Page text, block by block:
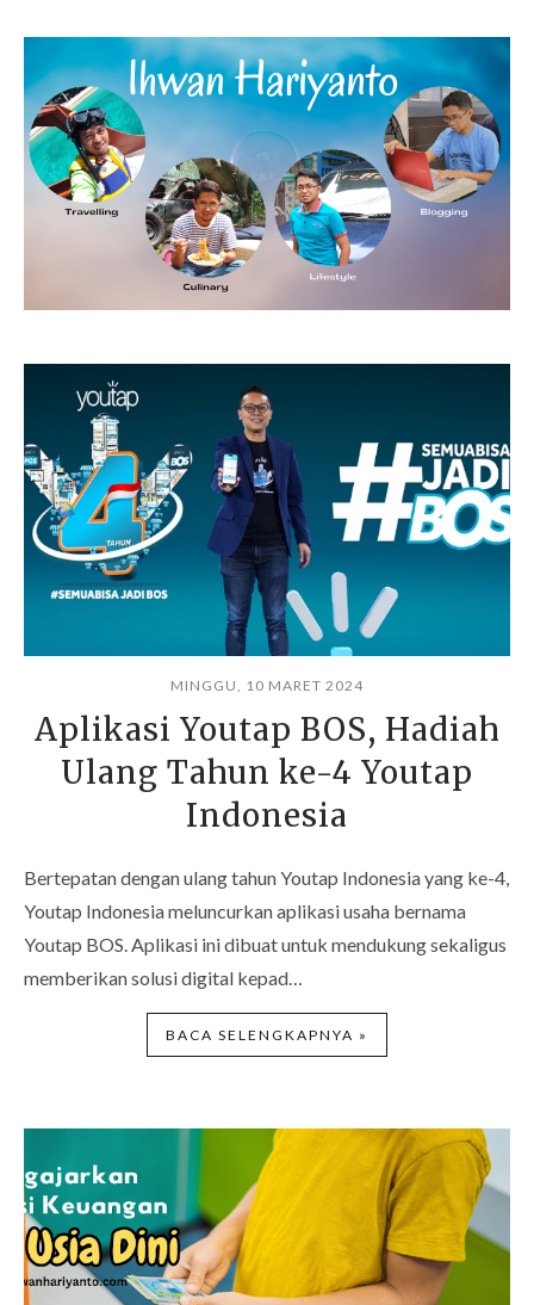
MINGGU, 10 MARET 2024
Aplikasi Youtap BOS, Hadiah
Ulang Tahun ke-4 Youtap
Indonesia
Bertepatan dengan ulang tahun Youtap Indonesia yang ke-4,
Youtap Indonesia meluncurkan aplikasi usaha bernama
Youtap BOS. Aplikasi ini dibuat untuk mendukung sekaligus
memberikan solusi digital kepad…
BACA SELENGKAPNYA »